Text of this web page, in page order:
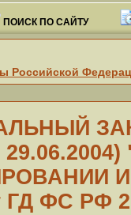
ПОИСК ПО САЙТУ
Российской
ГД ФС РФ